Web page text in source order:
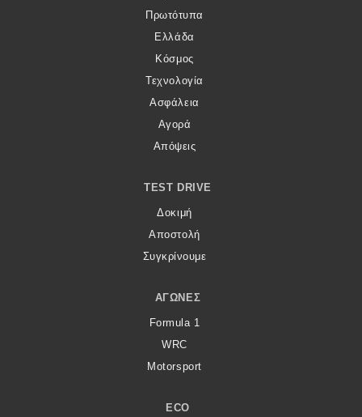
Πρωτότυπα
Ελλάδα
Κόσμος
Τεχνολογία
Ασφάλεια
Αγορά
Απόψεις
TEST DRIVE
Δοκιμή
Αποστολή
Συγκρίνουμε
ΑΓΏΝΕΣ
Formula 1
WRC
Motorsport
ECO